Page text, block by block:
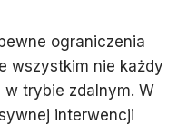
ograniczenia
wszystkim nie każdy
trybie zdalnym. W
interwencji